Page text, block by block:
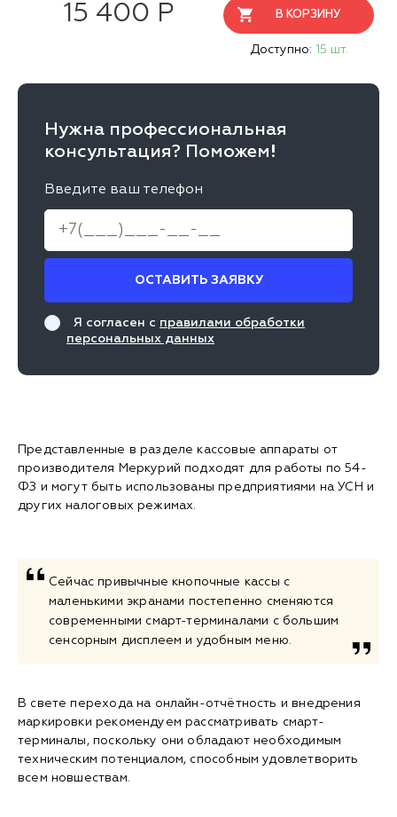
15 400 Р В КОРЗИНУ
Доступно: 15 шт.
Нужна профессиональная
консультация? Поможем!
Введите ваш телефон
ОСТАВИТЬ ЗАЯВКУ
Я согласен с правилами обработки
персональных данных
Представленные в разделе кассовые аппараты от
производителя Меркурий подходят для работы по 54-
ФЗ и могут быть использованы предприятиями на УСН и
других налоговых режимах.
Сейчас привычные кнопочные кассы с
маленькими экранами постепенно сменяются
современными смарт-терминалами с большим
сенсорным дисплеем и удобным меню.
В свете перехода на онлайн-отчётность и внедрения
маркировки рекомендуем рассматривать смарт-
терминалы, поскольку они обладают необходимым
техническим потенциалом, способным удовлетворить
всем новшествам.